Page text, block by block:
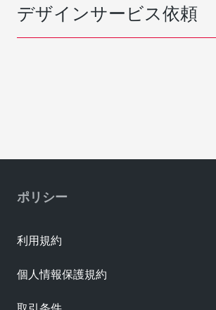
デザインサービス依頼
ポリシー
利用規約
個人情報保護規約